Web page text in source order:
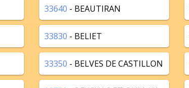
33640 - BEAUTIRAN
33830 - BELIET
33350 - BELVES DE CASTILLON